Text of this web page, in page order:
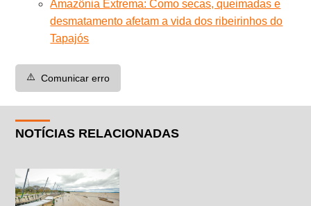
Amazônia Extrema: Como secas, queimadas e
desmatamento afetam a vida dos ribeirinhos do
Tapajós
⚠️ Comunicar erro
NOTÍCIAS RELACIONADAS